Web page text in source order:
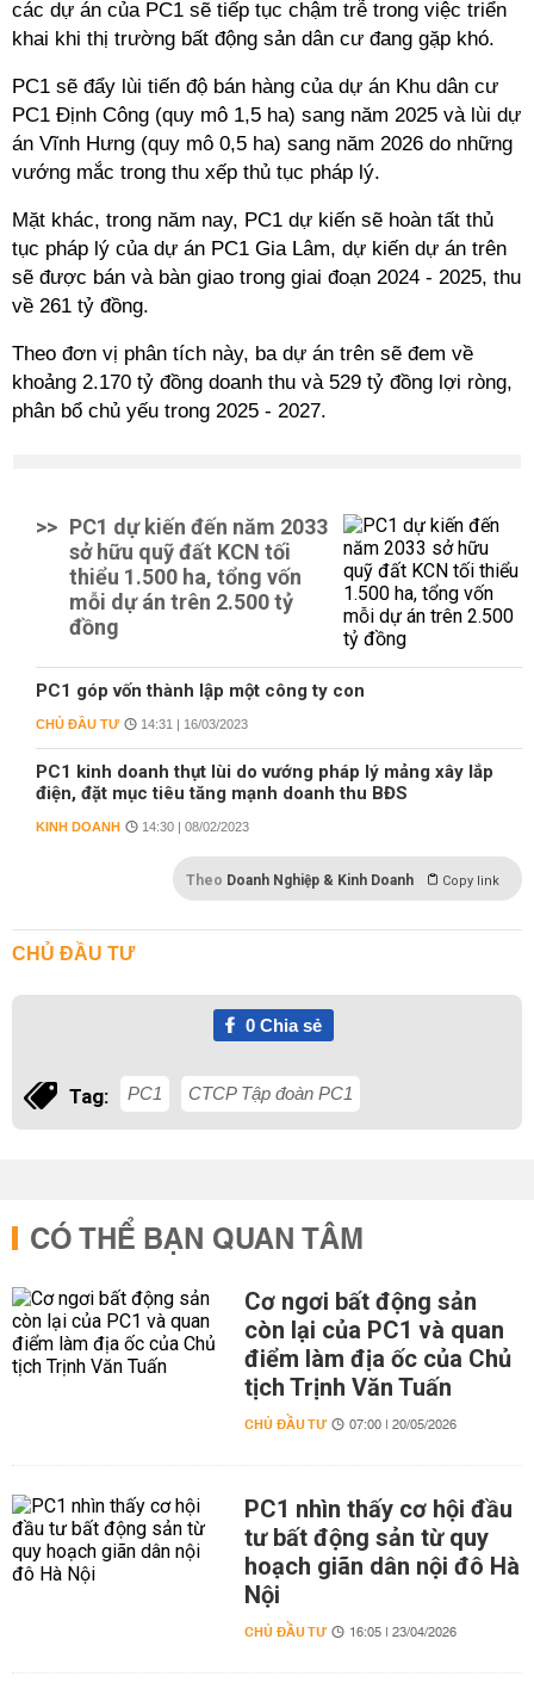
các dự án của PC1 sẽ tiếp tục chậm trễ trong việc triển
khai khi thị trường bất động sản dân cư đang gặp khó.
PC1 sẽ đẩy lùi tiến độ bán hàng của dự án Khu dân cư
PC1 Định Công (quy mô 1,5 ha) sang năm 2025 và lùi dự
án Vĩnh Hưng (quy mô 0,5 ha) sang năm 2026 do những
vướng mắc trong thu xếp thủ tục pháp lý.
Mặt khác, trong năm nay, PC1 dự kiến sẽ hoàn tất thủ
tục pháp lý của dự án PC1 Gia Lâm, dự kiến dự án trên
sẽ được bán và bàn giao trong giai đoạn 2024 - 2025, thu
về 261 tỷ đồng.
Theo đơn vị phân tích này, ba dự án trên sẽ đem về
khoảng 2.170 tỷ đồng doanh thu và 529 tỷ đồng lợi ròng,
phân bổ chủ yếu trong 2025 - 2027.
>> PC1 dự kiến đến năm 2033
sở hữu quỹ đất KCN tối
thiểu 1.500 ha, tổng vốn
mỗi dự án trên 2.500 tỷ
đồng
PC1 góp vốn thành lập một công ty con
CHỦ ĐẦU TƯ 14:31 | 16/03/2023
PC1 kinh doanh thụt lùi do vướng pháp lý mảng xây lắp
điện, đặt mục tiêu tăng mạnh doanh thu BĐS
KINH DOANH 14:30 | 08/02/2023
Theo Doanh Nghiệp & Kinh Doanh Copy link
CHỦ ĐẦU TƯ
0Chia sẻ
Tag: PC1 CTCP Tập đoàn PC1
CÓ THỂ BẠN QUAN TÂM
Cơ ngơi bất động sản
còn lại của PC1 và quan
điểm làm địa ốc của Chủ
tịch Trịnh Văn Tuấn
CHỦ ĐẦU TƯ 07:00 | 20/05/2026
PC1 nhìn thấy cơ hội đầu
tư bất động sản từ quy
hoạch giãn dân nội đô Hà
Nội
CHỦ ĐẦU TƯ 16:05 | 23/04/2026